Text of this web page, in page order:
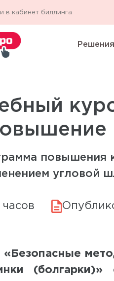
в кабинет биллинга
повышения
угловой
часов
«Безопасные
(болгарки)»